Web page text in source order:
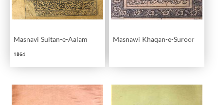
Masnavi Sultan-e-Aalam
1864
Masnawi Khaqan-e-Suroor